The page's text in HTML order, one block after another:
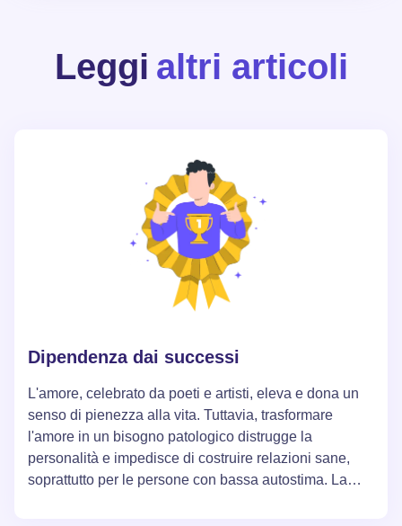
Leggi altri articoli
Dipendenza dai successi
L'amore, celebrato da poeti e artisti, eleva e dona un
senso di pienezza alla vita. Tuttavia, trasformare
l'amore in un bisogno patologico distrugge la
personalità e impedisce di costruire relazioni sane,
soprattutto per le persone con bassa autostima. La